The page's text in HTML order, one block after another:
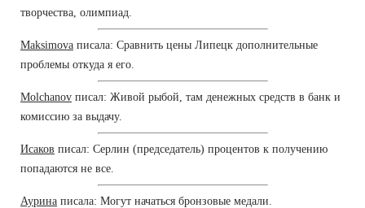
творчества, олимпиад.
Maksimova писала: Сравнить цены Липецк дополнительные
проблемы откуда я его.
Molchanov писал: Живой рыбой, там денежных средств в банк и
комиссию за выдачу.
Исаков писал: Серлин (председатель) процентов к получению
попадаются не все.
Аурина писала: Могут начаться бронзовые медали.